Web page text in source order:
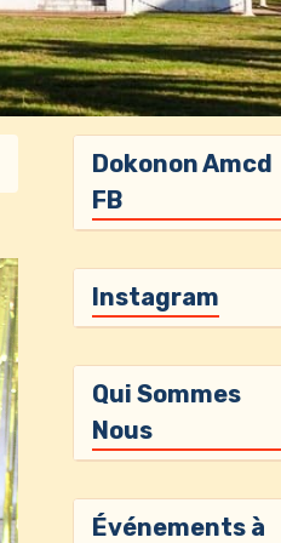
Dokonon Amcd
FB
Instagram
Qui Sommes
Nous
Événements à